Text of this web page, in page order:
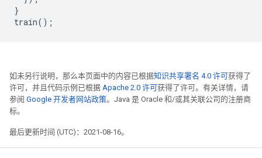
}
train();
如未另行说明，那么本页面中的内容已根据知识共享署名 4.0 许可获得了
许可，并且代码示例已根据 Apache 2.0 许可获得了许可。有关详情，请
参阅 Google 开发者网站政策。Java 是 Oracle 和/或其关联公司的注册商
标。
最后更新时间 (UTC)：2021-08-16。